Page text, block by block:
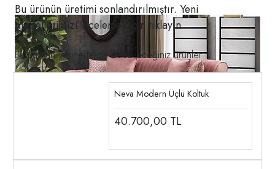
Bu ürünün üretimi sonlandırılmıştır. Yeni
modellerimizi incelemek için tıklayın
Bu ürünün yerine tercih edebileceğiniz ürünler
Neva Modern Üçlü Koltuk
40.700,00 TL